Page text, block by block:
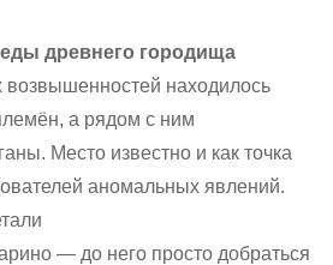
древнего городища
возвышенностей находилось
а рядом с ним
Место известно и как точка
аномальных явлений.
— до него просто добраться